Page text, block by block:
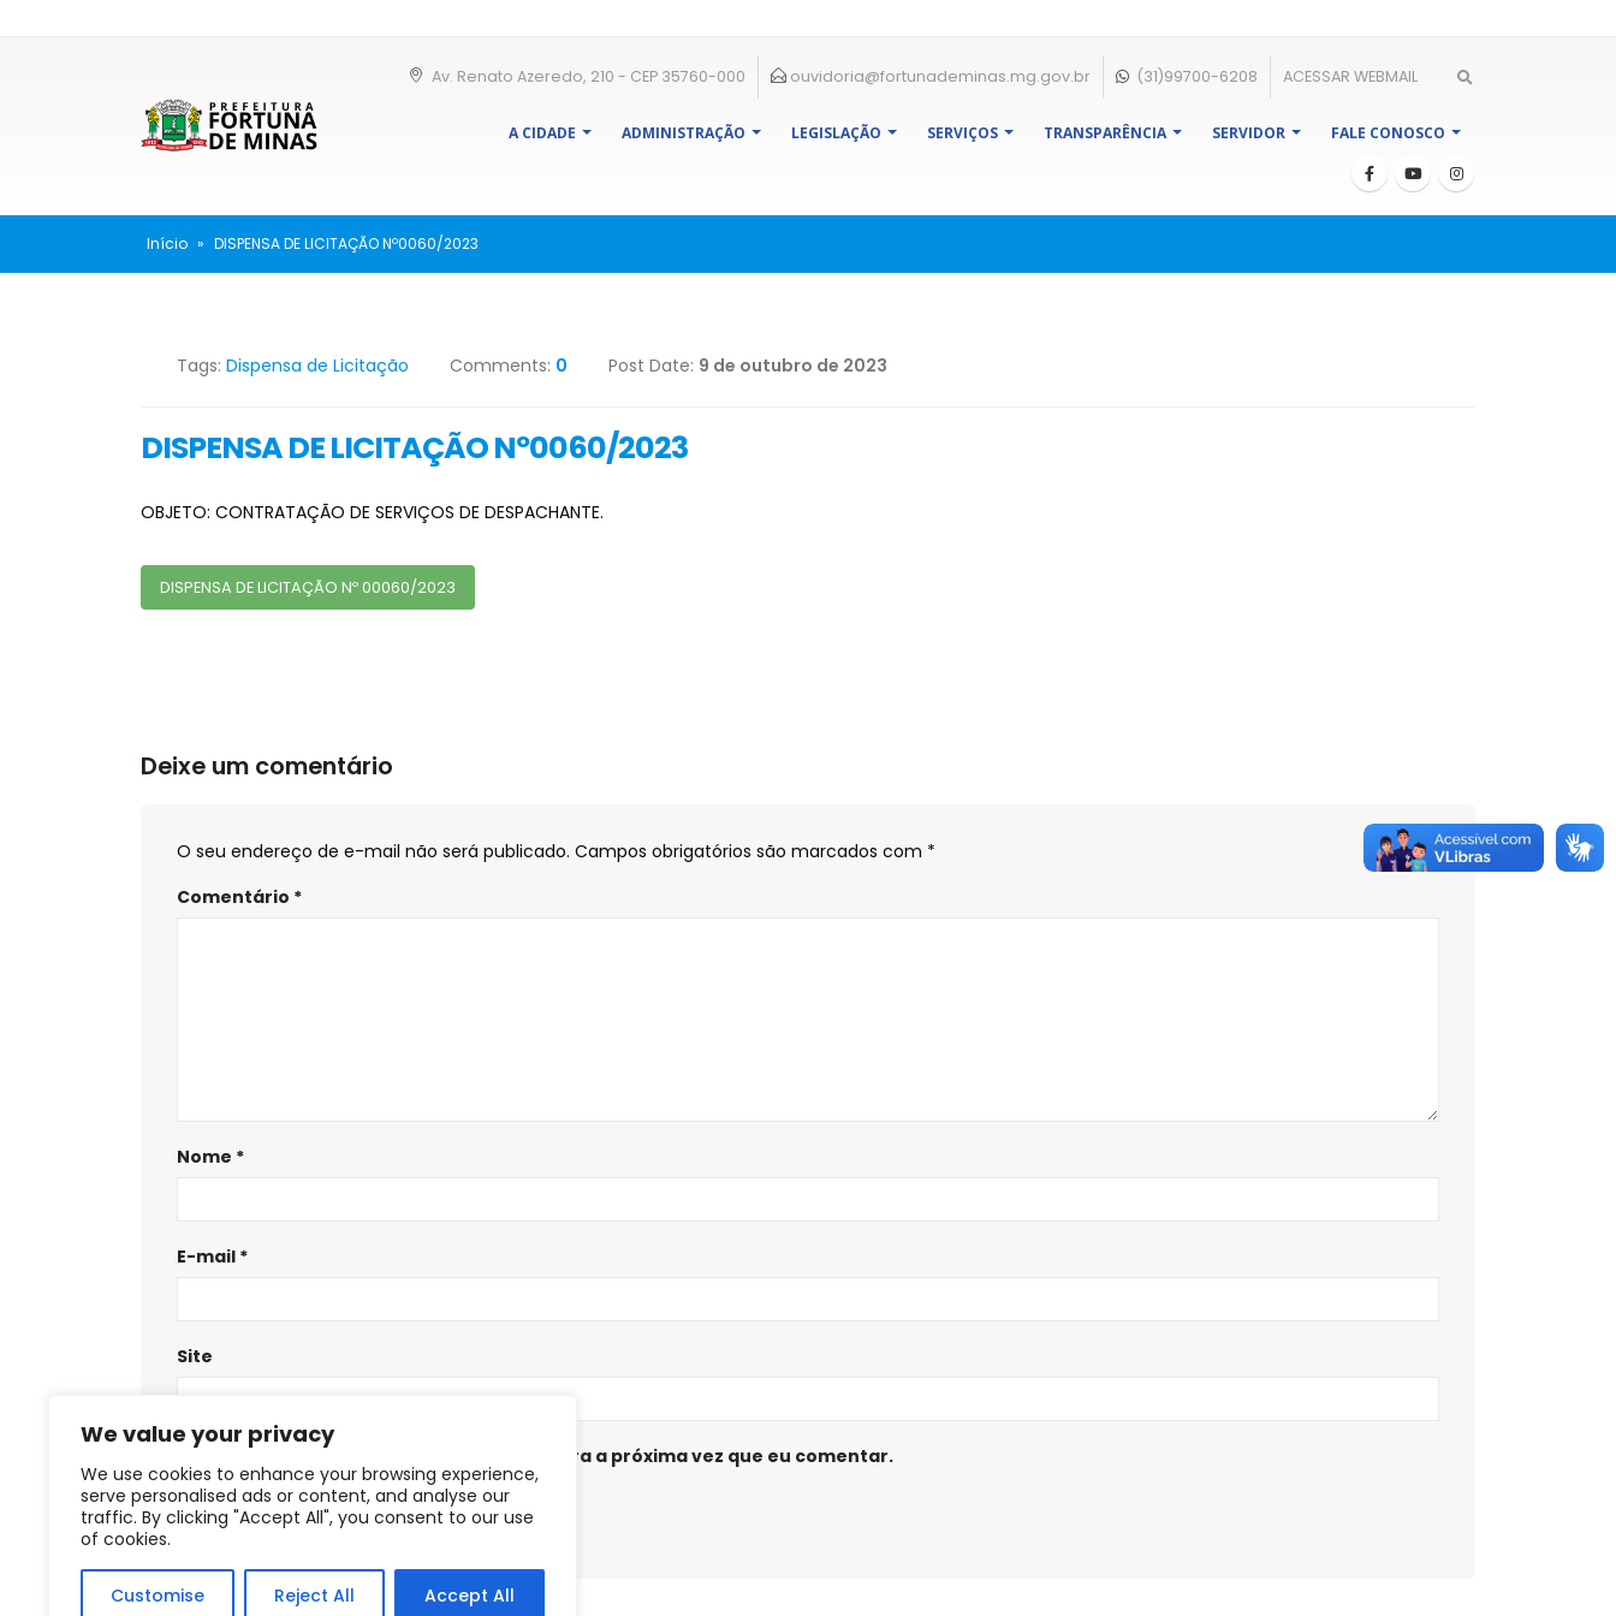
We value your privacy
We use cookies to enhance your browsing experience,
serve personalised ads or content, and analyse our
traffic. By clicking "Accept All", you consent to our use
of cookies.
Customise Reject All Accept All
Av. Renato Azeredo, 210 - CEP 35760-000 ouvidoria@fortunademinas.mg.gov.br (31)99700-6208 ACESSAR WEBMAIL
A CIDADE ADMINISTRAÇÃO LEGISLAÇÃO SERVIÇOS TRANSPARÊNCIA SERVIDOR FALE CONOSCO
Início » DISPENSA DE LICITAÇÃO Nº0060/2023
Tags: Dispensa de Licitação Comments: 0 Post Date: 9 de outubro de 2023
DISPENSA DE LICITAÇÃO Nº0060/2023
OBJETO: CONTRATAÇÃO DE SERVIÇOS DE DESPACHANTE.
DISPENSA DE LICITAÇÃO Nº 00060/2023
Deixe um comentário
O seu endereço de e-mail não será publicado. Campos obrigatórios são marcados com *
Comentário *
Nome *
E-mail *
Site
Salvar meus dados neste navegador para a próxima vez que eu comentar.